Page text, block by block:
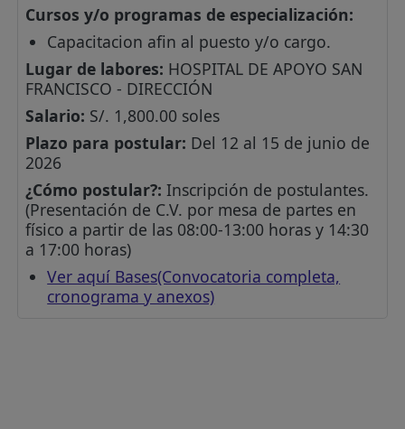
Cursos y/o programas de especialización:
Capacitacion afin al puesto y/o cargo.
Lugar de labores: HOSPITAL DE APOYO SAN
FRANCISCO - DIRECCIÓN
Salario: S/. 1,800.00 soles
Plazo para postular: Del 12 al 15 de junio de
2026
¿Cómo postular?: Inscripción de postulantes.
(Presentación de C.V. por mesa de partes en
físico a partir de las 08:00-13:00 horas y 14:30
a 17:00 horas)
Ver aquí Bases(Convocatoria completa,
cronograma y anexos)